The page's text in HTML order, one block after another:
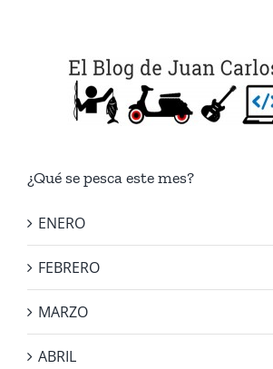
¿Qué se pesca este mes?
ENERO
FEBRERO
MARZO
ABRIL